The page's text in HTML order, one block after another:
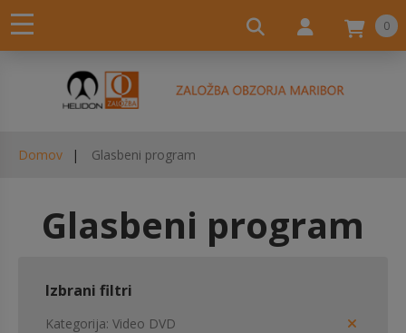
0
Domov Glasbeni program
Glasbeni program
Izbrani filtri
Kategorija Video DVD